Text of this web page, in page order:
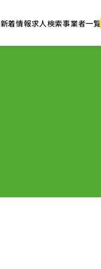
新着情報求人検索事業者一覧